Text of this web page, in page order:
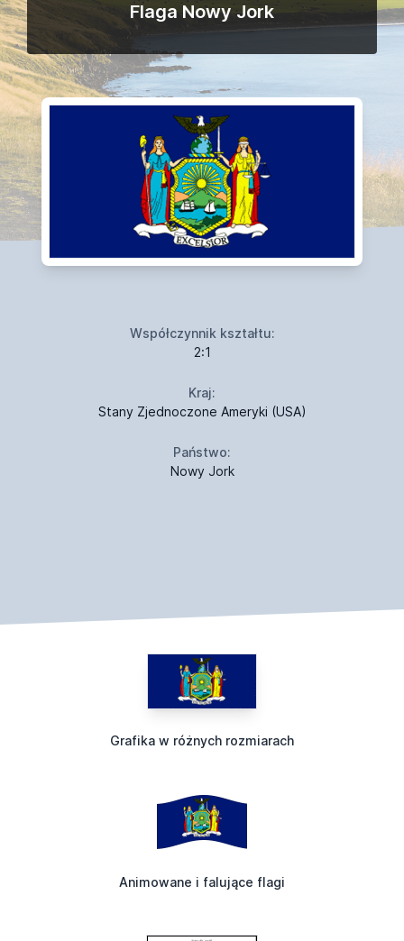
Flaga Nowy Jork
Współczynnik kształtu:
2:1
Kraj:
Stany Zjednoczone Ameryki (USA)
Państwo:
Nowy Jork
Grafika w różnych rozmiarach
Animowane i falujące flagi